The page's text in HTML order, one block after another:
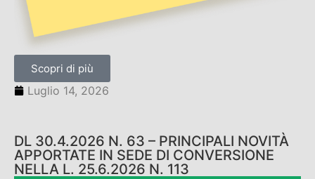
Scopri di più
Luglio 14, 2026
DL 30.4.2026 N. 63 – PRINCIPALI NOVITÀ
APPORTATE IN SEDE DI CONVERSIONE
NELLA L. 25.6.2026 N. 113